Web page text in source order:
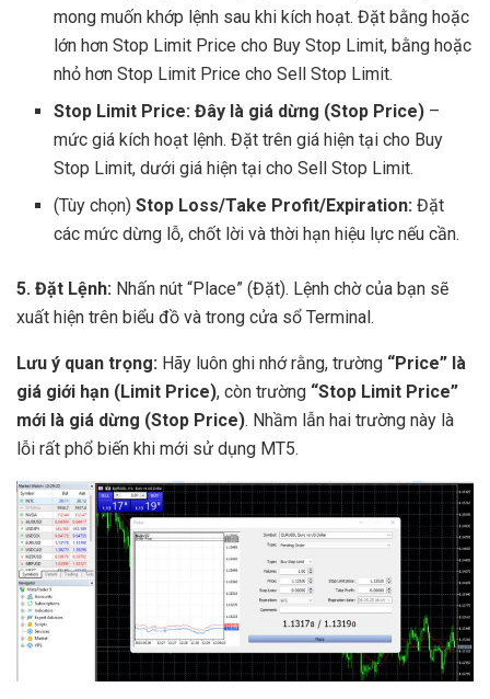
mong muốn khớp lệnh sau khi kích hoạt. Đặt bằng hoặc
lớn hơn Stop Limit Price cho Buy Stop Limit, bằng hoặc
nhỏ hơn Stop Limit Price cho Sell Stop Limit.
Stop Limit Price: Đây là giá dừng (Stop Price) –
mức giá kích hoạt lệnh. Đặt trên giá hiện tại cho Buy
Stop Limit, dưới giá hiện tại cho Sell Stop Limit.
(Tùy chọn)Stop Loss/Take Profit/Expiration: Đặt
các mức dừng lỗ, chốt lời và thời hạn hiệu lực nếu cần.
5. Đặt Lệnh: Nhấn nút “Place” (Đặt). Lệnh chờ của bạn sẽ
xuất hiện trên biểu đồ và trong cửa sổ Terminal.
Lưu ý quan trọng: Hãy luôn ghi nhớ rằng, trường “Price” là
giá giới hạn (Limit Price), còn trường “Stop Limit Price”
mới là giá dừng (Stop Price). Nhầm lẫn hai trường này là
lỗi rất phổ biến khi mới sử dụng MT5.